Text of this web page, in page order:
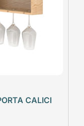
CALICI